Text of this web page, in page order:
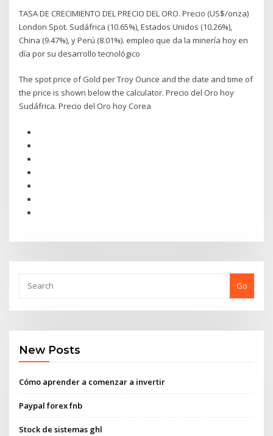
TASA DE CRECIMIENTO DEL PRECIO DEL ORO. Precio (US$/onza)
London Spot. Sudáfrica (10.65%), Estados Unidos (10.26%),
China (9.47%), y Perú (8.01%). empleo que da la minería hoy en
día por su desarrollo tecnológico
The spot price of Gold per Troy Ounce and the date and time of
the price is shown below the calculator. Precio del Oro hoy
Sudáfrica. Precio del Oro hoy Corea
Go
New Posts
Cómo aprender a comenzar a invertir
Paypal forex fnb
Stock de sistemas ghl